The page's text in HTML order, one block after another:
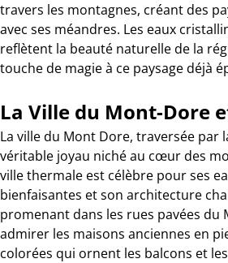
travers les montagnes, créant des
avec ses méandres. Les eaux
reflètent la beauté naturelle de la
touche de magie à ce paysage déjà
La Ville du Mont-Dore
La ville du Mont Dore, traversée par
véritable joyau niché au cœur des
ville thermale est célèbre pour ses
bienfaisantes et son architecture
promenant dans les rues pavées du
admirer les maisons anciennes en
colorées qui ornent les balcons et